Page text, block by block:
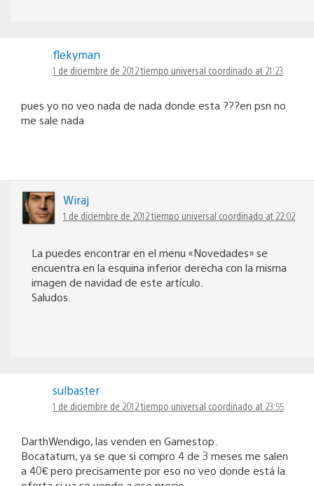
flekyman
1 de diciembre de 2012 tiempo universal coordinado at 21:23
pues yo no veo nada de nada donde esta ???en psn no
me sale nada
Wiraj
1 de diciembre de 2012 tiempo universal coordinado at 22:02
La puedes encontrar en el menu «Novedades» se
encuentra en la esquina inferior derecha con la misma
imagen de navidad de este artículo.
Saludos.
sulbaster
1 de diciembre de 2012 tiempo universal coordinado at 23:55
DarthWendigo, las venden en Gamestop.
Bocatatum, ya se que si compro 4 de 3 meses me salen
a 40€ pero precisamente por eso no veo donde está la